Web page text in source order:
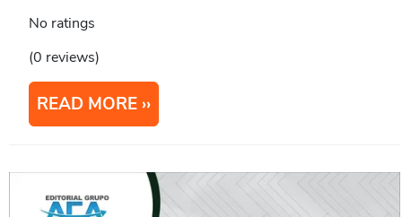
No ratings
(0 reviews)
READ MORE